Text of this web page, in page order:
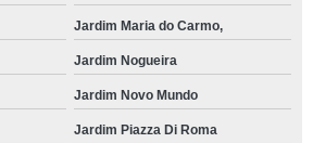
Jardim Maria do Carmo,
Jardim Nogueira
Jardim Novo Mundo
Jardim Piazza Di Roma